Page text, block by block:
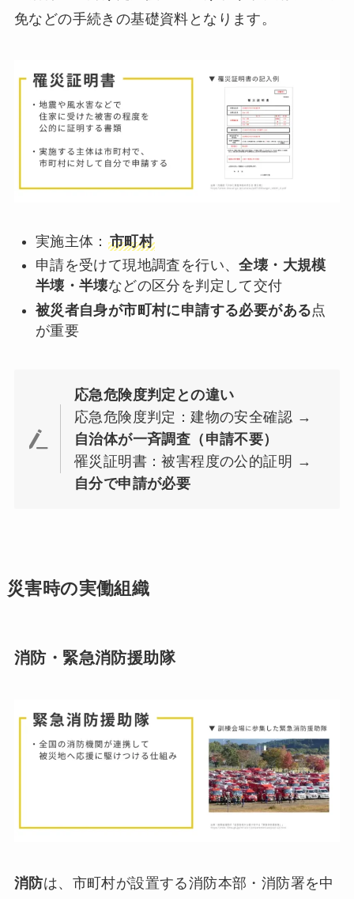
免などの手続きの基礎資料となります。
実施主体： 市町村
申請を受けて現地調査を行い、全壊・大規模
半壊・半壊などの区分を判定して交付
被災者自身が市町村に申請する必要がある点
が重要
応急危険度判定との違い
応急危険度判定：建物の安全確認 →
自治体が一斉調査（申請不要）
罹災証明書：被害程度の公的証明 →
自分で申請が必要
災害時の実働組織
消防・緊急消防援助隊
消防は、市町村が設置する消防本部・消防署を中